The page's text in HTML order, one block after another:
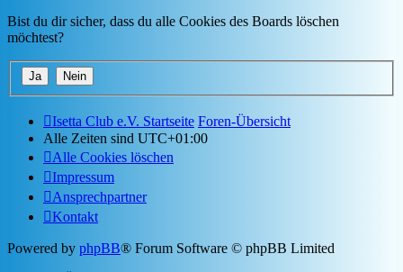
Bist du dir sicher, dass du alle Cookies des Boards löschen
möchtest?
Isetta Club e.V. Startseite Foren-Übersicht
Alle Zeiten sind UTC+01:00
Alle Cookies löschen
Impressum
Ansprechpartner
Kontakt
Powered by phpBB® Forum Software © phpBB Limited